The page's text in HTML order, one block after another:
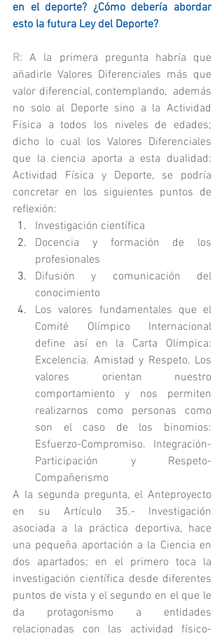
en el deporte? ¿Cómo debería abordar
esto la futura Ley del Deporte?
R: A la primera pregunta habría que
añadirle Valores Diferenciales más que
valor diferencial, contemplando,  además
no solo al Deporte sino a la Actividad
Física a todos los niveles de edades;
dicho lo cual los Valores Diferenciales
que la ciencia aporta a esta dualidad:
Actividad Física y Deporte, se podría
concretar en los siguientes puntos de
reflexión:
Investigación científica
Docencia y formación de los
profesionales
Difusión y comunicación del
conocimiento
Los valores fundamentales que el
Comité Olímpico Internacional
define así en la Carta Olímpica:
Excelencia. Amistad y Respeto. Los
valores orientan nuestro
comportamiento y nos permiten
realizarnos como personas como
son el caso de los binomios:
Esfuerzo-Compromiso. Integración-
Participación y Respeto-
Compañerismo
A la segunda pregunta, el Anteproyecto
en su Artículo 35.- Investigación
asociada a la práctica deportiva, hace
una pequeña aportación a la Ciencia en
dos apartados; en el primero toca la
investigación científica desde diferentes
puntos de vista y el segundo en el que le
da protagonismo a entidades
relacionadas con las actividad físico-